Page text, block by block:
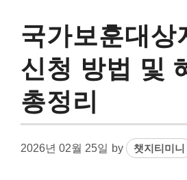
국가보훈대상
신청 방법 및
총정리
2026년 02월 25일 by 챗지티미니